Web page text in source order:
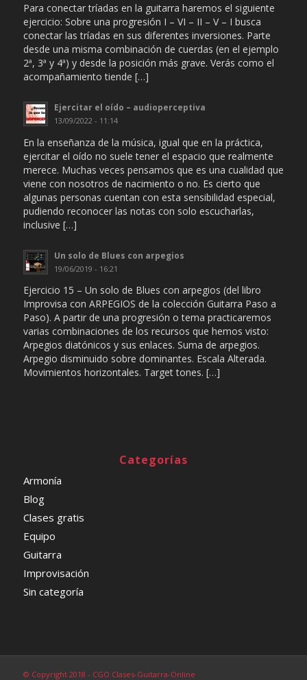
Para conectar tríadas en la guitarra haremos el siguiente
ejercicio: Sobre una progresión I – VI – II – V – I busca
conectar las tríadas en sus diferentes inversiones. Parte
desde una misma combinación de cuerdas (en el ejemplo
2ª, 3ª y 4ª) y desde la posición más grave. Verás como el
acompañamiento tiende […]
Ejercitar el oído – audioperceptiva
13/09/2022 - 11:14
En la enseñanza de la música, igual que en la práctica,
ejercitar el oído no suele tener el espacio que realmente
merece. Muchas veces pensamos que es una cualidad que
viene con nosotros de nacimiento o no. Es cierto que
algunas personas cuentan con esta sensibilidad especial,
pudiendo reconocer las notas con solo escucharlas,
inclusive […]
Un solo de Blues con arpegios
19/06/2019 - 16:21
Ejercicio 15 – Un solo de Blues con arpegios (del libro
Improvisa con ARPEGIOS de la colección Guitarra Paso a
Paso). A partir de una progresión o tema practicaremos
varias combinaciones de los recursos que hemos visto:
Arpegios diatónicos y sus enlaces. Suma de arpegios.
Arpegio disminuido sobre dominantes. Escala Alterada.
Movimientos horizontales. Target tones. […]
Categorías
Armonía
Blog
Clases gratis
Equipo
Guitarra
Improvisación
Sin categoría
© Copyright 2018 - CGO Clases-Guitarra-Online